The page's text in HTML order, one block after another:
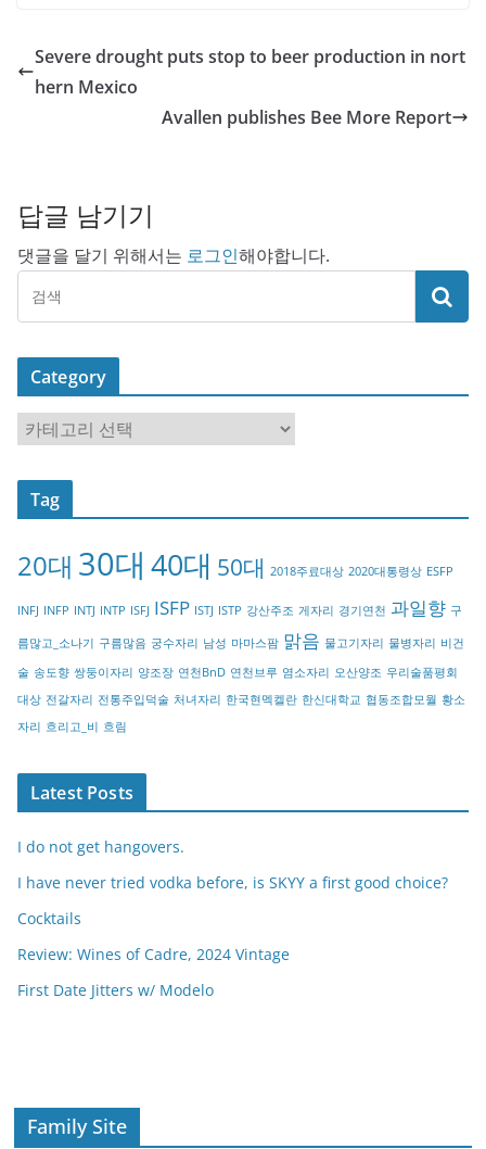
Severe drought puts stop to beer production in nort
hern Mexico
Avallen publishes Bee More Report
답글 남기기
댓글을 달기 위해서는 로그인해야합니다.
Category
a
t
o
y
Tag
20대 30대 40대 50대 2018주료대상 2020대통령상 ESFP
INFJ INFP INTJ INTP ISFJ ISFP ISTJ ISTP 강산주조 게자리 경기연천 과일향 구
름많고_소나기 구름많음 궁수자리 남성 마마스팜 맑음 물고기자리 물병자리 비건
술 송도향 쌍둥이자리 양조장 연천BnD 연천브루 염소자리 오산양조 우리술품평회
대상 전갈자리 전통주입덕술 처녀자리 한국현멕켈란 한신대학교 협동조합모월 황소
자리 흐리고_비 흐림
Latest Posts
I do not get hangovers.
I have never tried vodka before, is SKYY a first good choice?
Cocktails
Review: Wines of Cadre, 2024 Vintage
First Date Jitters w/ Modelo
Family Site